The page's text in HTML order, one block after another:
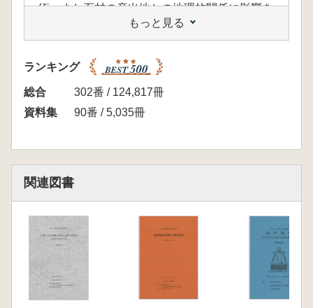
術、また石材の産出地との地理的関係に影響を
受けることが原則的であると考えられます。し
かし古墳の石室石材や石憎材、また副葬品にみ
られる石製品にはそれらの要因を越えて、社会
的、あるいは政治的な関係の中で選択されたと
みなされるものも認められ、その背景の追求
は、考古資料による社会復元の重要な材料とな
確認するとともに、そこから導かれる歴史的背
景の変化について検討を深めていきたいと考え
ることにより、研究の素材としての「石材」に
ついての理解を深めると同時に、「遺跡調査に
も役立つ」研究集会となることを目指したいと
思います。(開催趣旨より)
<目次>
もっと見る
ランキング
総合
302番 / 124,817冊
資料集
90番 / 5,035冊
関連図書